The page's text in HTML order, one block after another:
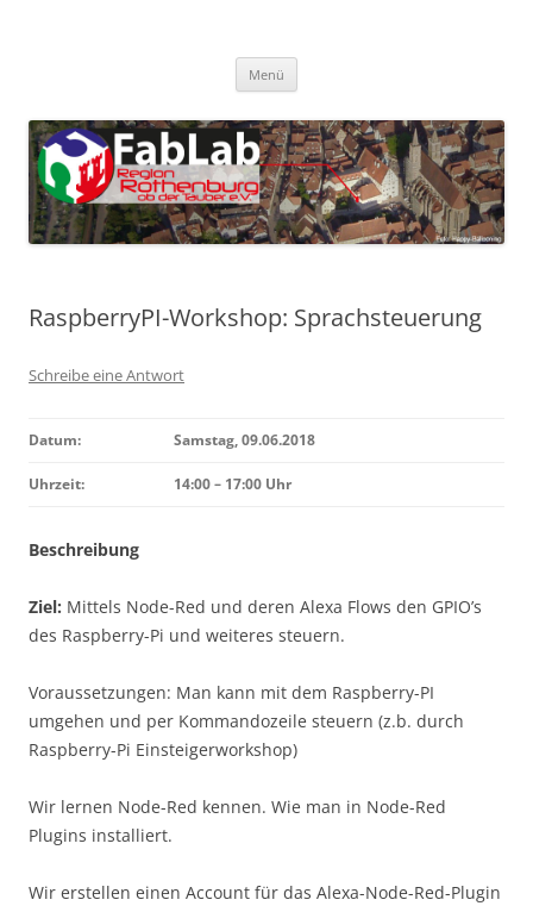
Menü
RaspberryPI-Workshop: Sprachsteuerung
Schreibe eine Antwort
Datum: Samstag, 09.06.2018
Uhrzeit: 14:00 – 17:00 Uhr
Beschreibung
Ziel: Mittels Node-Red und deren Alexa Flows den GPIO’s
des Raspberry-Pi und weiteres steuern.
Voraussetzungen: Man kann mit dem Raspberry-PI
umgehen und per Kommandozeile steuern (z.b. durch
Raspberry-Pi Einsteigerworkshop)
Wir lernen Node-Red kennen. Wie man in Node-Red
Plugins installiert.
Wir erstellen einen Account für das Alexa-Node-Red-Plugin